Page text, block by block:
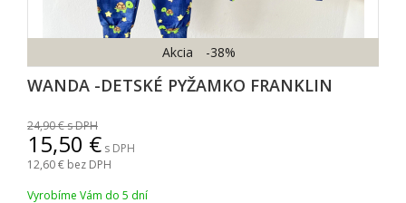
WANDA -DETSKÉ PYŽAMKO FRANKLIN
Akcia -38%
24,90s DPH
15,50
s DPH
12,60 bez DPH
Vyrobíme Vám do 5 dní